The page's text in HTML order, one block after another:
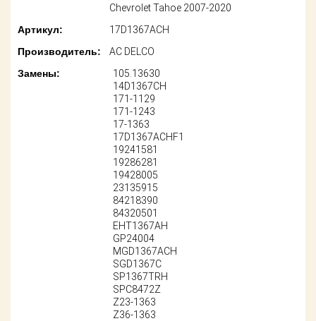
Оплата
Chevrolet Tahoe 2007-2020
Артикул:
17D1367ACH
Производитель:
AC DELCO
Замены:
105.13630
14D1367CH
171-1129
171-1243
17-1363
17D1367ACHF1
19241581
19286281
19428005
23135915
84218390
84320501
EHT1367AH
GP24004
MGD1367ACH
SGD1367C
SP1367TRH
SPC8472Z
Z23-1363
Z36-1363